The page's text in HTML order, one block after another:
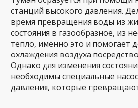
станций высокого давления.
время превращения воды из
состояния в газообразное, из
тепло, именно это и помогает
охлаждения воздуха
Однако для изменения
необходимы специальные
давления, которые